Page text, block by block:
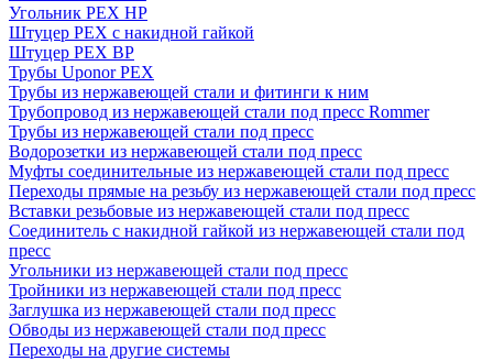
Угольник PEX НР
Штуцер PEX c накидной гайкой
Штуцер PEX ВР
Трубы Uponor PEX
Трубы из нержавеющей стали и фитинги к ним
Трубопровод из нержавеющей стали под пресс Rommer
Трубы из нержавеющей стали под пресс
Водорозетки из нержавеющей стали под пресс
Муфты соединительные из нержавеющей стали под пресс
Переходы прямые на резьбу из нержавеющей стали под пресс
Вставки резьбовые из нержавеющей стали под пресс
Соединитель с накидной гайкой из нержавеющей стали под
пресс
Угольники из нержавеющей стали под пресс
Тройники из нержавеющей стали под пресс
Заглушка из нержавеющей стали под пресс
Обводы из нержавеющей стали под пресс
Переходы на другие системы